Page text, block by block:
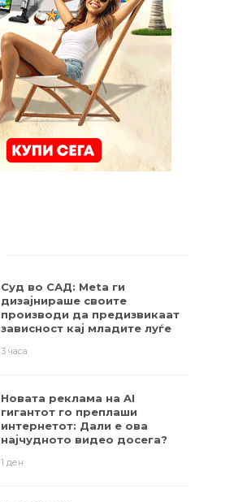
Суд во САД: Meta ги
дизајнираше своите
производи да предизвикаат
зависност кај младите луѓе
3 часа
Новата реклама на AI
гигантот го преплаши
интернетот: Дали е ова
најчудното видео досега?
1 ден